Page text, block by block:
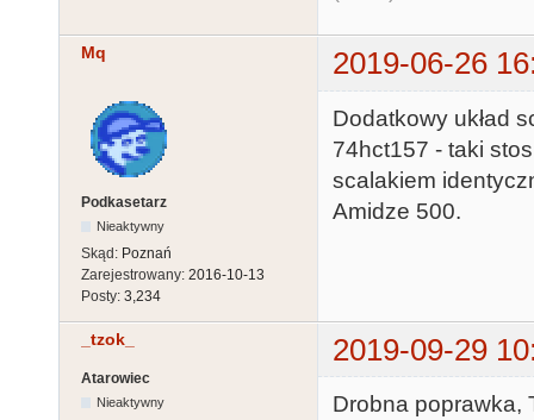
Mq 2019-06-26
Podkasetarz
Nieaktywny
Skąd: Poznań
Zarejestrowany: 2016-10-13
Posty: 3,234
Dodatkowy układ
74hct157 - taki
scalakiem
Amidze 500.
_tzok_ 2019-09-29
Atarowiec
Nieaktywny
Drobna poprawka,